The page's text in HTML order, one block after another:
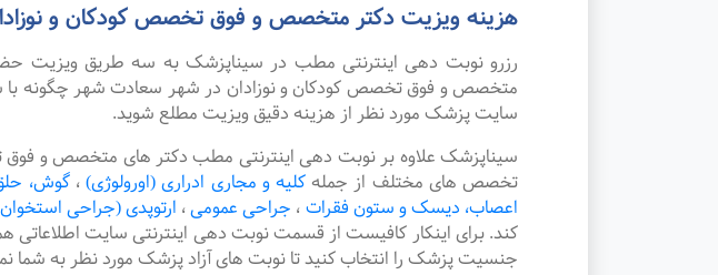
هزینه ویزیت دکتر متخصص و فوق تخصص کودکان و
رزرو نوبت دهی اینترنتی مطب در سیناپزشک به سه طریق ویزیت
متخصص و فوق تخصص کودکان و نوزادان در شهر سعادت شهر چگونه با
سایت پزشک مورد نظر از هزینه دقیق ویزیت مطلع شوید.
سیناپزشک علاوه بر نوبت دهی اینترنتی مطب دکتر های متخصص و فوق
تخصص های مختلف از جملهکلیه و مجاری ادراری (اورولوژی) ،گوش،
اعصاب، دیسک و ستون فقرات ، جراحی عمومی، ارتوپدی (جراحی
کند. برای اینکار کافیست از قسمت نوبت دهی اینترنتی سایت
جنسیت پزشک را انتخاب کنید تا نوبت های آزاد پزشک مورد نظر به شما